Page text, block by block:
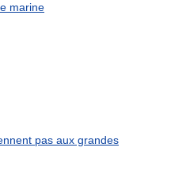
marine
pas aux grandes